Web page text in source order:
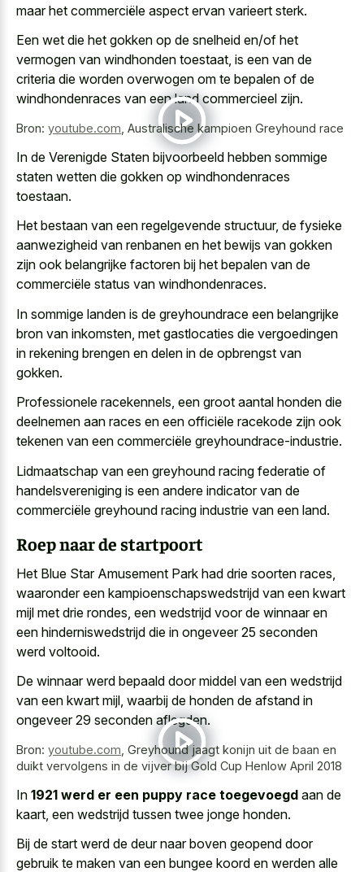
maar het commerciële aspect ervan varieert sterk.
Een wet die het gokken op de snelheid en/of het
vermogen van windhonden toestaat, is een van de
criteria die worden overwogen om te bepalen of de
windhondenraces van een land commercieel zijn.
Bron: youtube.com Australische kampioen Greyhound race
In de Verenigde Staten bijvoorbeeld hebben sommige
staten wetten die gokken op windhondenraces
toestaan.
Het bestaan van een regelgevende structuur, de fysieke
aanwezigheid van renbanen en het bewijs van gokken
zijn ook belangrijke factoren bij het bepalen van de
commerciële status van windhondenraces.
In sommige landen is de greyhoundrace een belangrijke
bron van inkomsten, met gastlocaties die vergoedingen
in rekening brengen en delen in de opbrengst van
gokken.
Professionele racekennels, een groot aantal honden die
deelnemen aan races en een officiële racekode zijn ook
tekenen van een commerciële greyhoundrace-industrie.
Lidmaatschap van een greyhound racing federatie of
handelsvereniging is een andere indicator van de
commerciële greyhound racing industrie van een land.
Roep naar de startpoort
Het Blue Star Amusement Park had drie soorten races,
waaronder een kampioenschapswedstrijd van een kwart
mijl met drie rondes , een wedstrijd voor de winnaar en
een hinderniswedstrijd die in ongeveer 25 seconden
werd voltooid.
De winnaar werd bepaald door middel van een wedstrijd
van een kwart mijl, waarbij de honden de afstand in
ongeveer 29 seconden aflegden.
Bron: youtube.com Greyhound jaagt konijn uit de baan en
duikt vervolgens in de vijver bij Gold Cup Henlow April 2018
In 1921 werd er een puppy race toegevoegd aan de
kaart, een wedstrijd tussen twee jonge honden.
Bij de start werd de deur naar boven geopend door
gebruik te maken van een bungee koord en werden alle